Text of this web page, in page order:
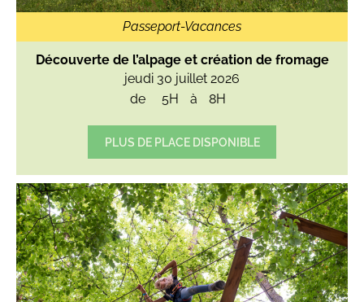
Passeport-Vacances
Découverte de l’alpage et création de fromage
jeudi 30 juillet 2026
de
5H à 8H
PLUS DE PLACE DISPONIBLE